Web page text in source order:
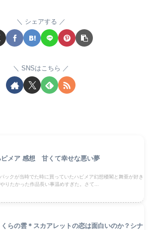
シェアする
SNSはこちら
ピメア 感想 甘くて幸せな悪い夢
ックが当時でた時に買っていたハピメア幻想楼閣と舞亜が好き
りたかった作品長い事温めすぎた。さて...
くらの雲＊スカアレットの恋は面白いのか？シナ